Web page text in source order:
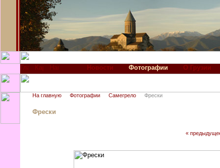
Новости Фотографии О Грузии
На главную Фотографии Самегрело Фрески
Фрески
«